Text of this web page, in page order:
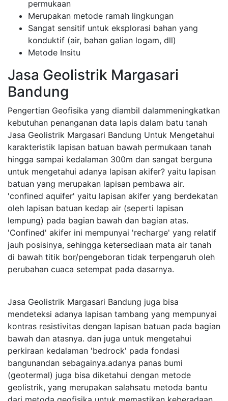
permukaan
Merupakan metode ramah lingkungan
Sangat sensitif untuk eksplorasi bahan yang
konduktif (air, bahan galian logam, dll)
Metode Insitu
Jasa Geolistrik Margasari
Bandung
Pengertian Geofisika yang diambil dalammeningkatkan
kebutuhan penanganan data lapis dalam batu tanah
Jasa Geolistrik Margasari Bandung Untuk Mengetahui
karakteristik lapisan batuan bawah permukaan tanah
hingga sampai kedalaman 300m dan sangat berguna
untuk mengetahui adanya lapisan akifer? yaitu lapisan
batuan yang merupakan lapisan pembawa air.
'confined aquifer' yaitu lapisan akifer yang berdekatan
oleh lapisan batuan kedap air (seperti lapisan
lempung) pada bagian bawah dan bagian atas.
'Confined' akifer ini mempunyai 'recharge' yang relatif
jauh posisinya, sehingga ketersediaan mata air tanah
di bawah titik bor/pengeboran tidak terpengaruh oleh
perubahan cuaca setempat pada dasarnya.
Jasa Geolistrik Margasari Bandung juga bisa
mendeteksi adanya lapisan tambang yang mempunyai
kontras resistivitas dengan lapisan batuan pada bagian
bawah dan atasnya. dan juga untuk mengetahui
perkiraan kedalaman 'bedrock' pada fondasi
bangunandan sebagainya.adanya panas bumi
(geotermal) juga bisa diketahui dengan metode
geolistrik, yang merupakan salahsatu metoda bantu